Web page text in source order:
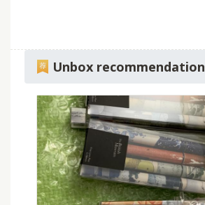
Unbox recommendation